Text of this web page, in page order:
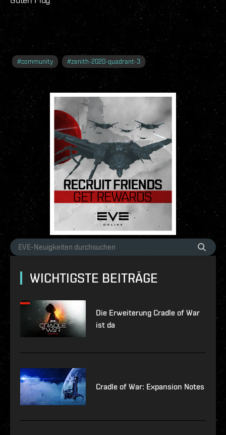
#community #zenith-2020-quadrant-3
WICHTIGSTE BEITRÄGE
Die Erweiterung Cradle of War
ist da
Cradle of War: Expansion Notes